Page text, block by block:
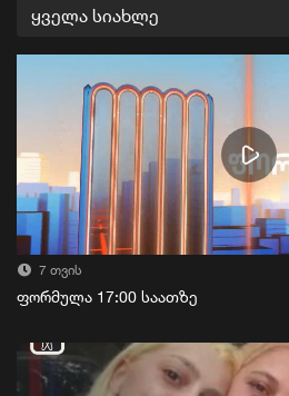
ყველა სიახლე
7 თვის
ფორმულა 17:00 საათზე